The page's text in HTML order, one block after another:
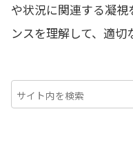
や状況に関連する凝
ンスを理解して、適切